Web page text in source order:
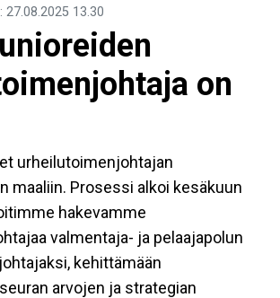
: 27.08.2025 13.30
on
urheilutoimenjohtajan
maaliin. Prosessi alkoi kesäkuun
hakevamme
valmentaja- ja pelaajapolun
kehittämään
arvojen ja strategian